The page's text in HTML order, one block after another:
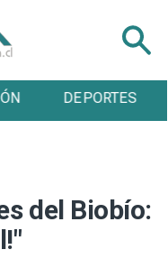
DEPORTES
del Biobío: